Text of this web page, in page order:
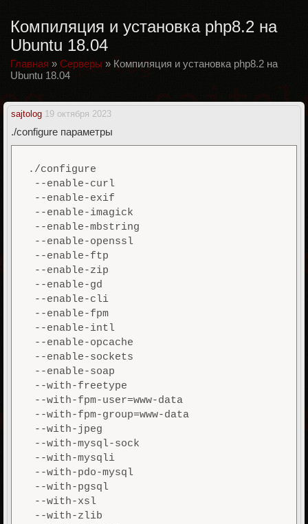
Компиляция и установка php8.2 на
Ubuntu 18.04
Главная » Серверы » Компиляция и установка php8.2 на
Ubuntu 18.04
sajtolog 19 октября 2023
./configure параметры
./configure
--enable-curl
--enable-exif
--enable-imagick
--enable-mbstring
--enable-openssl
--enable-ftp
--enable-zip
--enable-gd
--enable-cli
--enable-fpm
--enable-intl
--enable-opcache
--enable-sockets
--enable-soap
--with-freetype
--with-fpm-user=www-data
--with-fpm-group=www-data
--with-jpeg
--with-mysql-sock
--with-mysqli
--with-pdo-mysql
--with-pgsql
--with-xsl
--with-zlib